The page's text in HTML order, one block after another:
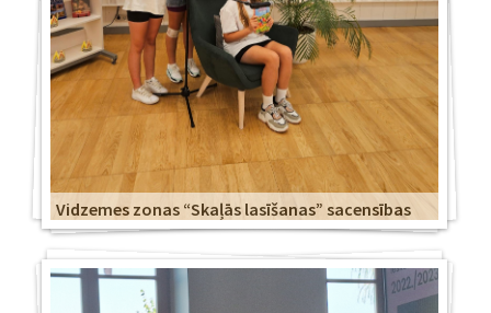
Vidzemes zonas “Skaļās lasīšanas” sacensības